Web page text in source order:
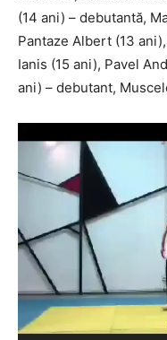
(14 ani) – debutantă,
Pantaze Albert (13
Ianis (15 ani), Pavel
ani) – debutant,